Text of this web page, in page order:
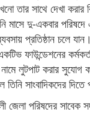
তার সাথে দেখা
মাসে দু-একবার
প্রতিষ্ঠান চলে
ফাউন্ডেশনের
নামে লুটপাট করার
সাংবাদিকদের দিতে
জেলা পরিষদের